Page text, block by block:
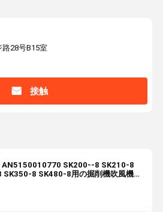
28号B15室
接触
AN5150010770 SK200--8 SK210-8
SK350-8 SK480-8用の掘削機吹風機モ